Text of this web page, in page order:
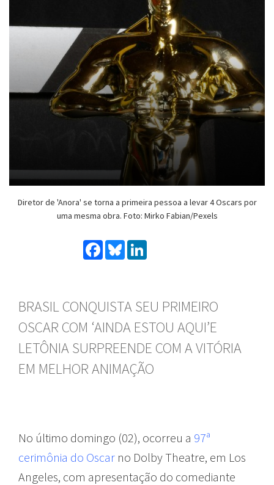
Diretor de 'Anora' se torna a primeira pessoa a levar 4 Oscars por
uma mesma obra. Foto: Mirko Fabian/Pexels
Facebook
Bluesky
BRASIL CONQUISTA SEU PRIMEIRO
OSCAR COM ‘AINDA ESTOU AQUI’E
LETÔNIA SURPREENDE COM A VITÓRIA
EM MELHOR ANIMAÇÃO
No último domingo (02), ocorreu a 97ª
cerimônia do Oscar no Dolby Theatre, em Los
Angeles, com apresentação do comediante